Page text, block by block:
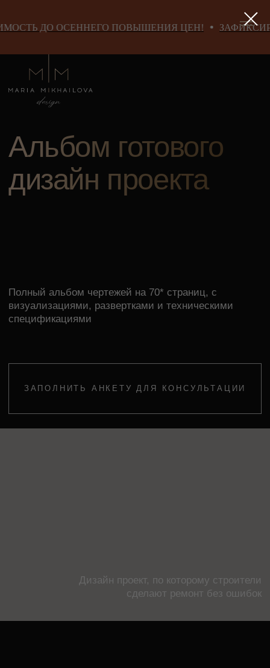
ПОВЫШЕНИЯ ЦЕН! ЗАФИКСИРУЙТЕ
Альбом готового
Дизайн проект, по которому строители